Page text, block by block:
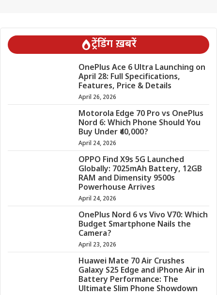
ट्रेंडिंग ख़बरें
OnePlus Ace 6 Ultra Launching on
April 28: Full Specifications,
Features, Price & Details
April 26, 2026
Motorola Edge 70 Pro vs OnePlus
Nord 6: Which Phone Should You
Buy Under ₹40,000?
April 24, 2026
OPPO Find X9s 5G Launched
Globally: 7025mAh Battery, 12GB
RAM and Dimensity 9500s
Powerhouse Arrives
April 24, 2026
OnePlus Nord 6 vs Vivo V70: Which
Budget Smartphone Nails the
Camera?
April 23, 2026
Huawei Mate 70 Air Crushes
Galaxy S25 Edge and iPhone Air in
Battery Performance: The
Ultimate Slim Phone Showdown